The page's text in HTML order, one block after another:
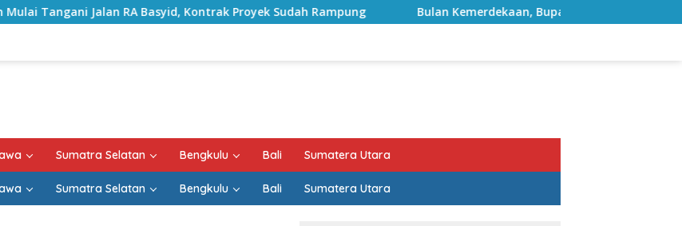
Kontrak Proyek Sudah Rampung Bulan Kemerdekaan, Bupati Lampung Selatan Ajak ASN Perkuat
Sumatra Selatan Bengkulu Bali Sumatera Utara
Sumatra Selatan Bengkulu Bali Sumatera Utara